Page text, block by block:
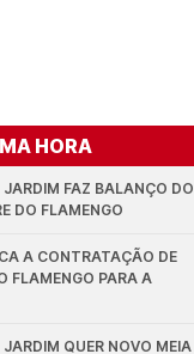
HORA
JARDIM FAZ BALANÇO DO
DO FLAMENGO
A CONTRATAÇÃO DE
FLAMENGO PARA A
QUER NOVO MEIA